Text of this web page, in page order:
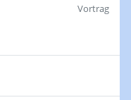
Vortrag